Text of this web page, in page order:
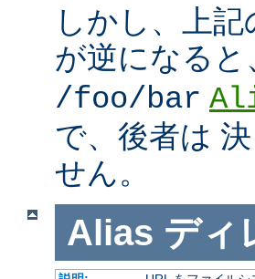
しかし、上
が逆になると
/foo/bar
で、後者は
せん。
Alias ディ